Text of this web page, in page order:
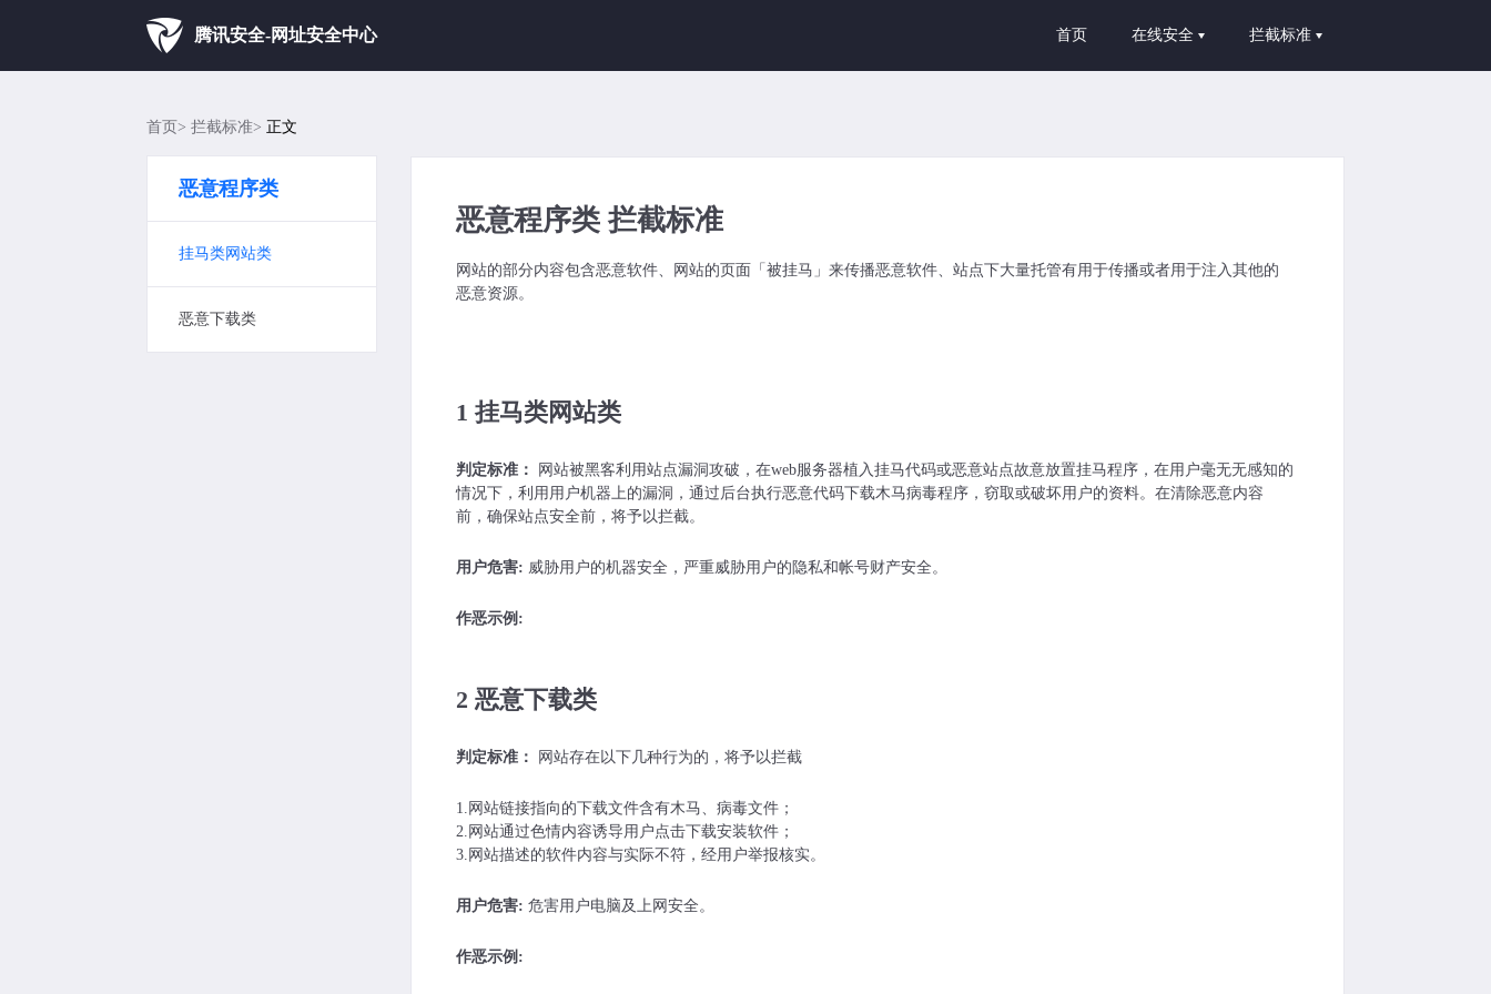
腾讯安全-网址安全中心 首页 在线安全 拦截标准
首页 拦截标准 正文
恶意程序类
挂马类网站类
恶意下载类
恶意程序类 拦截标准
网站的部分内容包含恶意软件、网站的页面「被挂马」来传播恶意软件、站点下大量托管有用于传播或者用于注入其他的
恶意资源。
1 挂马类网站类
判定标准：
网站被黑客利用站点漏洞攻破，在web服务器植入挂马代码或恶意站点故意放置挂马程序，在用户毫无无感知的
情况下，利用用户机器上的漏洞，通过后台执行恶意代码下载木马病毒程序，窃取或破坏用户的资料。在清除恶意内容
前，确保站点安全前，将予以拦截。
用户危害: 威胁用户的机器安全，严重威胁用户的隐私和帐号财产安全。
作恶示例:
2 恶意下载类
判定标准： 网站存在以下几种行为的，将予以拦截
1.网站链接指向的下载文件含有木马、病毒文件；
2.网站通过色情内容诱导用户点击下载安装软件；
3.网站描述的软件内容与实际不符，经用户举报核实。
用户危害: 危害用户电脑及上网安全。
作恶示例: